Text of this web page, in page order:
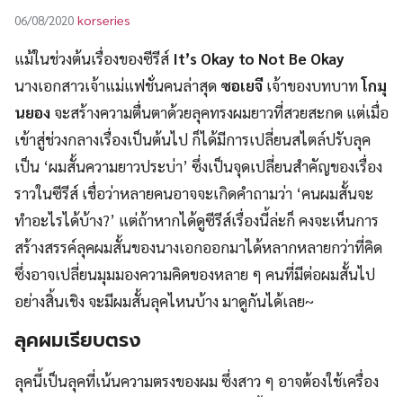
06/08/2020 korseries
แม้ในช่วงต้นเรื่องของซีรีส์ It’s Okay to Not Be Okay
นางเอกสาวเจ้าแม่แฟชั่นคนล่าสุด ซอเยจีเจ้าของบทบาทโกมุ
นยอง จะสร้างความตื่นตาด้วยลุคทรงผมยาวที่สวยสะกด แต่เมื่อ
เข้าสู่ช่วงกลางเรื่องเป็นต้นไป ก็ได้มีการเปลี่ยนสไตล์ปรับลุค
เป็น ‘ผมสั้นความยาวประบ่า’ ซึ่งเป็นจุดเปลี่ยนสำคัญของเรื่อง
ราวในซีรีส์ เชื่อว่าหลายคนอาจจะเกิดคำถามว่า ‘คนผมสั้นจะ
ทำอะไรได้บ้าง?’ แต่ถ้าหากได้ดูซีรีส์เรื่องนี้ล่ะก็ คงจะเห็นการ
สร้างสรรค์ลุคผมสั้นของนางเอกออกมาได้หลากหลายกว่าที่คิด
ซึ่งอาจเปลี่ยนมุมมองความคิดของหลาย ๆ คนที่มีต่อผมสั้นไป
อย่างสิ้นเชิง จะมีผมสั้นลุคไหนบ้าง มาดูกันได้เลย~
ลุคผมเรียบตรง
ลุคนี้เป็นลุคที่เน้นความตรงของผม ซึ่งสาว ๆ อาจต้องใช้เครื่อง